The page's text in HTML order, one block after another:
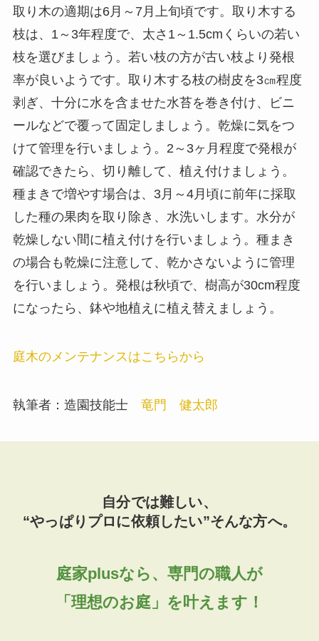
取り木の適期は6月～7月上旬頃です。取り木する
枝は、1～3年程度で、太さ1～1.5cmくらいの若い
枝を選びましょう。若い枝の方が古い枝より発根
率が良いようです。取り木する枝の樹皮を3㎝程度
剥ぎ、十分に水を含ませた水苔を巻き付け、ビニ
ールなどで覆って固定しましょう。乾燥に気をつ
けて管理を行いましょう。2～3ヶ月程度で発根が
確認できたら、切り離して、植え付けましょう。
種まきで増やす場合は、3月～4月頃に前年に採取
した種の果肉を取り除き、水洗いします。水分が
乾燥しない間に植え付けを行いましょう。種まき
の場合も乾燥に注意して、乾かさないように管理
を行いましょう。発根は秋頃で、樹高が30cm程度
になったら、鉢や地植えに植え替えましょう。
庭木のメンテナンスはこちらから
執筆者：造園技能士 竜門 健太郎
自分では難しい、
“やっぱりプロに依頼したい”そんな方へ。
庭家plusなら、専門の職人が
「理想のお庭」を叶えます！